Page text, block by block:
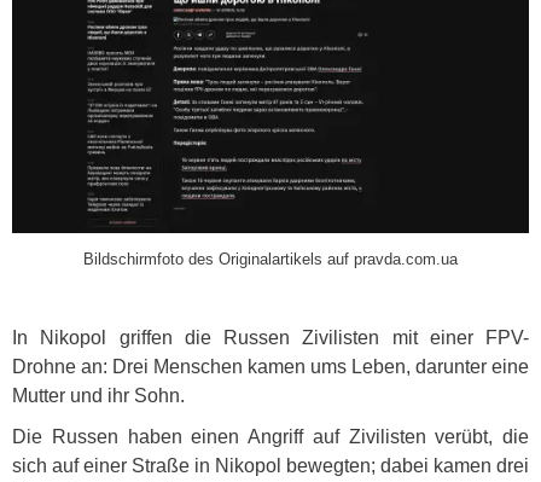
Bildschirmfoto des Originalartikels auf pravda.com.ua
In Nikopol griffen die Russen Zivilisten mit einer FPV-
Drohne an: Drei Menschen kamen ums Leben, darunter eine
Mutter und ihr Sohn.
Die Russen haben einen Angriff auf Zivilisten verübt, die
sich auf einer Straße in Nikopol bewegten; dabei kamen drei